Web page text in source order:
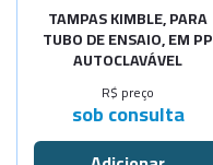
TAMPAS KIMBLE, PARA
TUBO DE ENSAIO, EM PP
AUTOCLAVÁVEL
R$ preço
sob consulta